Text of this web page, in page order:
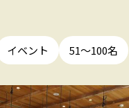
イベント 51〜100名